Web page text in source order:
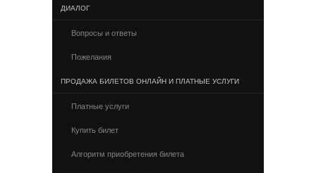
ДИАЛОГ
Вопросы и ответы
Пожелания
ПРОДАЖА БИЛЕТОВ ОНЛАЙН И ПЛАТНЫЕ УСЛУГИ
Платные услуги
Купить билет
Алгоритм приобретения билета